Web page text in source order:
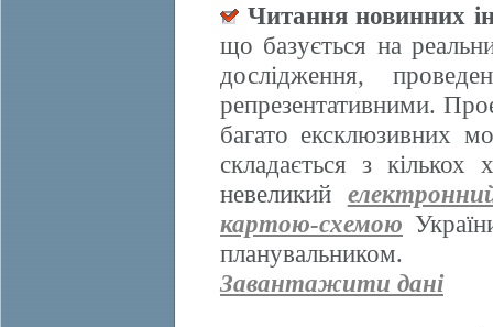
Читання новинних
що базується на
дослідження,
репрезентативними.
багато ексклюзивних
складається з
невеликий
картою-схемою
планувальником.
Завантажити дані